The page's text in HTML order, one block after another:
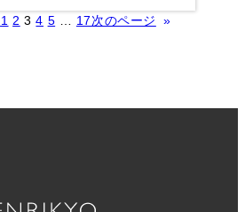
1 2 3 4 5 17次のページ »